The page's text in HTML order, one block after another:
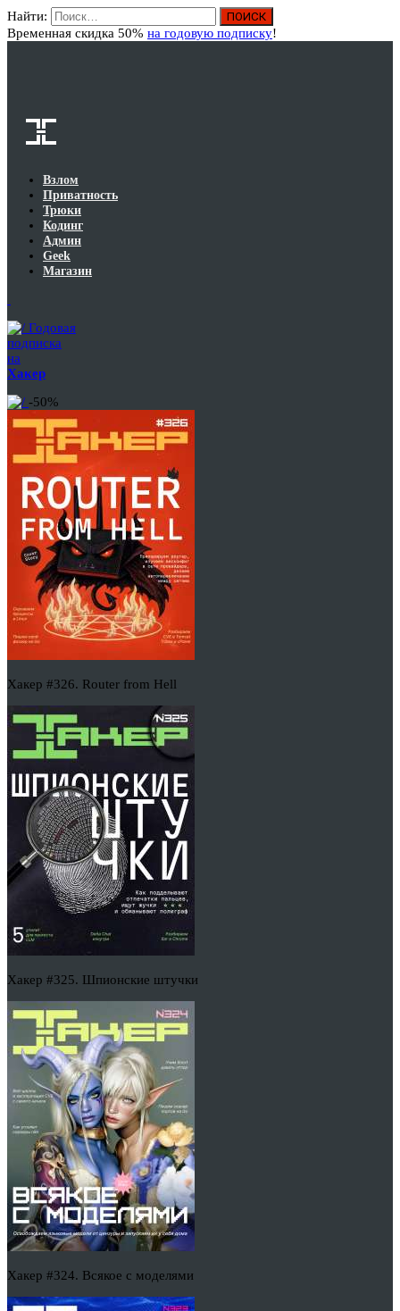
Найти:
Временная скидка 50% на годовую подписку!
Взлом
Приватность
Трюки
Кодинг
Админ
Geek
Магазин
Годовая
подписка
на
Хакер
-50%
Хакер #326. Router from Hell
Хакер #325. Шпионские штучки
Хакер #324. Всякое с моделями